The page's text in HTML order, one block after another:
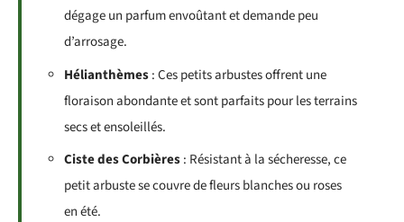
dégage un parfum envoûtant et demande peu
d’arrosage.
Hélianthèmes: Ces petits arbustes offrent une
floraison abondante et sont parfaits pour les terrains
secs et ensoleillés.
Ciste des Corbières: Résistant à la sécheresse, ce
petit arbuste se couvre de fleurs blanches ou roses
en été.